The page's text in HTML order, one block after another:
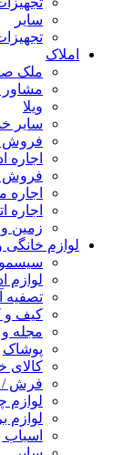
سایر
املاک
ملک
مشاور
ویلا
سایر
فروش
اجاره
فروش
اجاره
زمین و
لوازم
لوازم
تصفیه
کیف
مجله
پوشاک
کالای
فرش /
لوازم
لوازم
اسباب